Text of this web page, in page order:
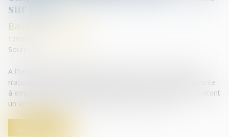
sur place »
Baux commerciaux
17/06/2020
Source :
A l’heure du déconfinement, certains cafés ou restaurants
n’accueillent toujours pas de public mais proposent de la vente
à emporter pour arrondir leurs fins de mois : les clients achètent
un verre de bière et le consomment sur le trottoir...
Lire la suite